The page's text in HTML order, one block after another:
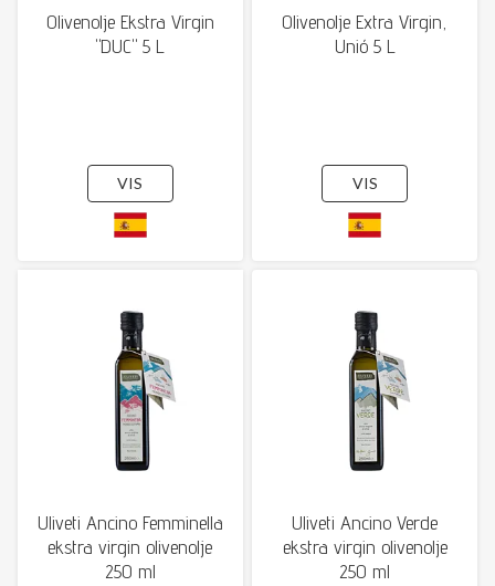
Olivenolje Ekstra Virgin
"DUC" 5 L
VIS
Olivenolje Extra Virgin,
Unió 5 L
VIS
Uliveti Ancino Femminella
ekstra virgin olivenolje
250 ml
Uliveti Ancino Verde
ekstra virgin olivenolje
250 ml